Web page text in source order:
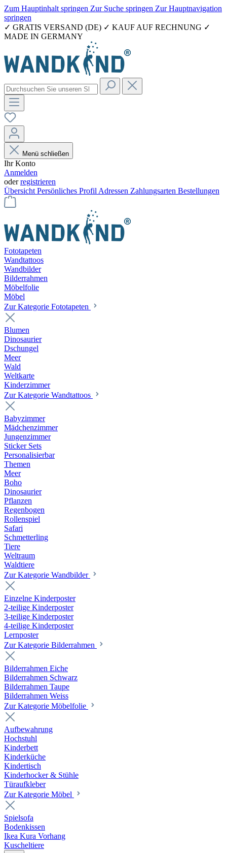
Zum Hauptinhalt springen Zur Suche springen Zur Hauptnavigation
springen
✓ GRATIS VERSAND (DE) ✓ KAUF AUF RECHNUNG ✓
MADE IN GERMANY
Menü schließen
Ihr Konto
Anmelden
oderregistrieren
Übersicht Persönliches Profil Adressen Zahlungsarten Bestellungen
Fototapeten
Wandtattoos
Wandbilder
Bilderrahmen
Möbelfolie
Möbel
Zur Kategorie Fototapeten
Blumen
Dinosaurier
Dschungel
Meer
Wald
Weltkarte
Kinderzimmer
Zur Kategorie Wandtattoos
Babyzimmer
Mädchenzimmer
Jungenzimmer
Sticker Sets
Personalisierbar
Themen
Meer
Boho
Dinosaurier
Pflanzen
Regenbogen
Rollenspiel
Safari
Schmetterling
Tiere
Weltraum
Waldtiere
Zur Kategorie Wandbilder
Einzelne Kinderposter
2-teilige Kinderposter
3-teilige Kinderposter
4-teilige Kinderposter
Lernposter
Zur Kategorie Bilderrahmen
Bilderrahmen Eiche
Bilderrahmen Schwarz
Bilderrahmen Taupe
Bilderrahmen Weiss
Zur Kategorie Möbelfolie
Aufbewahrung
Hochstuhl
Kinderbett
Kinderküche
Kindertisch
Kinderhocker & Stühle
Türaufkleber
Zur Kategorie Möbel
Spielsofa
Bodenkissen
Ikea Kura Vorhang
Kuscheltiere